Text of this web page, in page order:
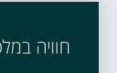
חוויה